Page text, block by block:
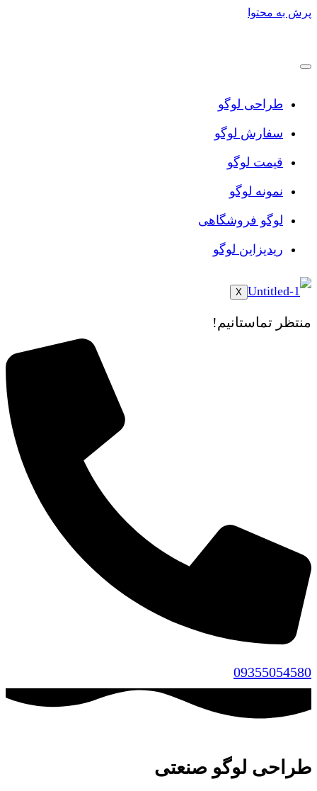
پرش به محتوا
طراحی لوگو
سفارش لوگو
قیمت لوگو
نمونه لوگو
لوگو فروشگاهی
ریدیزاین لوگو
X
منتظر تماستانیم!
09355054580
طراحی لوگو صنعتی